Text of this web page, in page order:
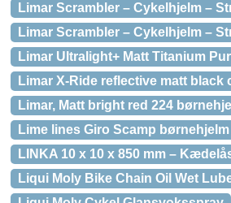
Limar Scrambler – Cykelhjelm –
Limar Scrambler – Cykelhjelm –
Limar Ultralight+ Matt Titanium
Limar X-Ride reflective matt black
Limar, Matt bright red 224
Lime lines Giro Scamp børnehjelm
LINKA 10 x 10 x 850 mm –
Liqui Moly Bike Chain Oil Wet